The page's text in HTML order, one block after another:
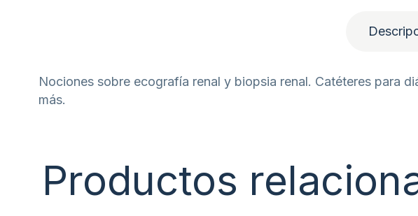
Nociones sobre ecografía renal y biopsia renal. Catéteres para
más.
Productos